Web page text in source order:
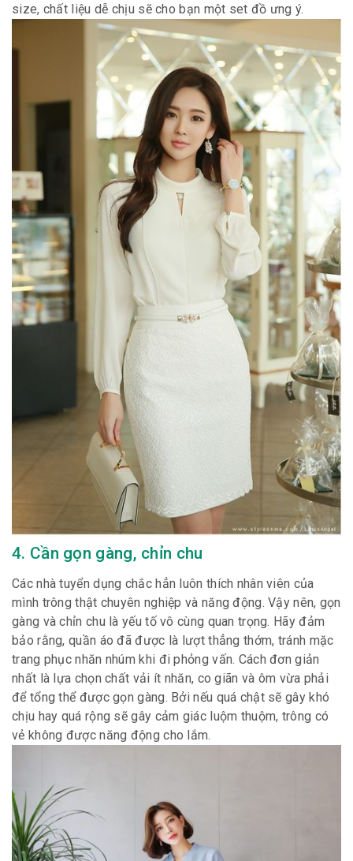
size, chất liệu dễ chịu sẽ cho bạn một set đồ ưng ý.
4. Cần gọn gàng, chỉn chu
Các nhà tuyển dụng chắc hẳn luôn thích nhân viên của
mình trông thật chuyên nghiệp và năng động. Vậy nên, gọn
gàng và chỉn chu là yếu tố vô cùng quan trọng. Hãy đảm
bảo rằng, quần áo đã được là lượt thẳng thớm, tránh mặc
trang phục nhăn nhúm khi đi phỏng vấn. Cách đơn giản
nhất là lựa chọn chất vải ít nhăn, co giãn và ôm vừa phải
để tổng thể được gọn gàng. Bởi nếu quá chật sẽ gây khó
chịu hay quá rộng sẽ gây cảm giác luộm thuộm, trông có
vẻ không được năng động cho lắm.